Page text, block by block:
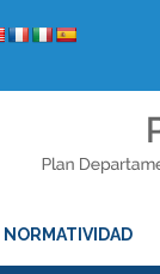
NORMATIVIDAD